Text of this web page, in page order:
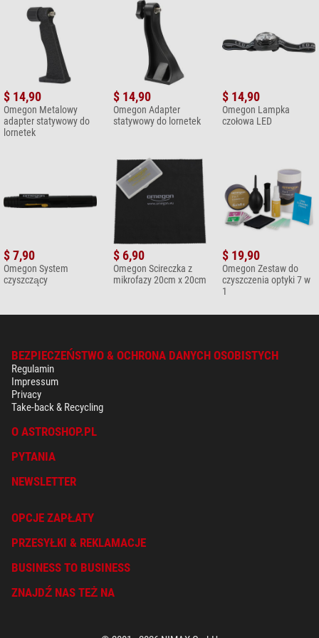
$ 19,90*
+ Inne akcesoria w tej kategorii: 3
Konserwacja > Inne uwagi (2)
Omegon Ściereczka SPUDZ z
mikrofazy
$ 19,90*
+ Inne akcesoria w tej kategorii: 1
Wszystkie ceny obejmują VAT, plus koszty przesyłki.
$ 14,90
Omegon Metalowy
adapter statywowy do
lornetek
$ 14,90
Omegon Adapter
statywowy do lornetek
$ 14,90
Omegon Lampka
czołowa LED
$ 7,90
Omegon System
czyszczący
$ 6,90
Omegon Scireczka z
mikrofazy 20cm x 20cm
$ 19,90
Omegon Zestaw do
czyszczenia optyki 7 w
1
BEZPIECZEŃSTWO & OCHRONA DANYCH OSOBISTYCH
Regulamin
Impressum
Privacy
Take-back & Recycling
O ASTROSHOP.PL
PYTANIA
NEWSLETTER
OPCJE ZAPŁATY
PRZESYŁKI & REKLAMACJE
BUSINESS TO BUSINESS
ZNAJDŹ NAS TEŻ NA